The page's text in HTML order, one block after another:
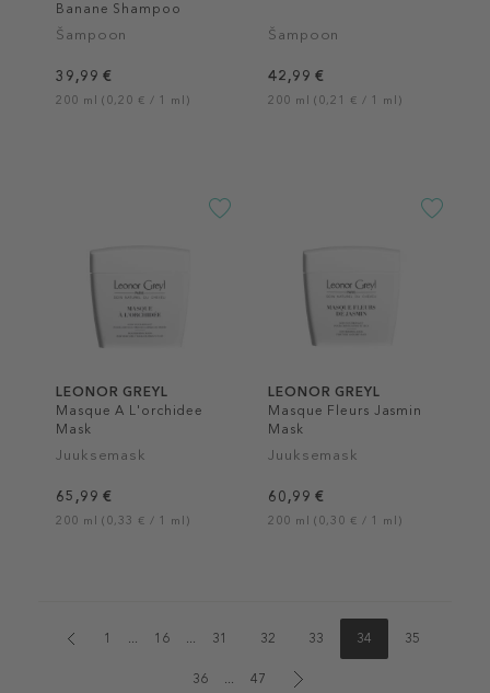
Banane Shampoo
Šampoon
39,99 €
200 ml (0,20 € / 1 ml)
Šampoon
42,99 €
200 ml (0,21 € / 1 ml)
LEONOR GREYL
Masque A L'orchidee
Mask
Juuksemask
65,99 €
200 ml (0,33 € / 1 ml)
LEONOR GREYL
Masque Fleurs Jasmin
Mask
Juuksemask
60,99 €
200 ml (0,30 € / 1 ml)
1 ... 16 ... 31 32 33 34 35
36 ... 47